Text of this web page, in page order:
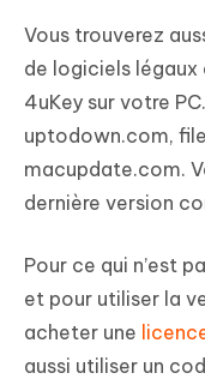
Vous trouverez
de logiciels
4uKey sur votre
uptodown.com,
macupdate.com.
dernière version
Pour ce qui n’est
et pour utiliser la
acheter une
aussi utiliser un